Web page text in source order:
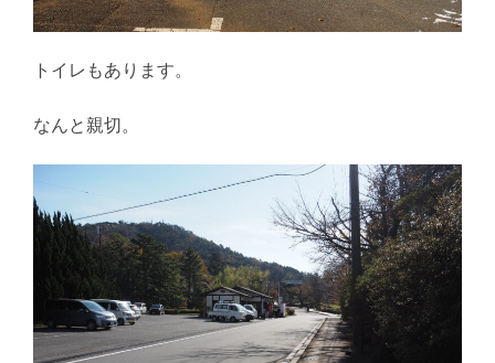
トイレもあります。
なんと親切。